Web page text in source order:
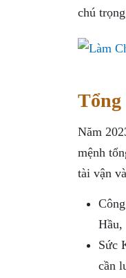
chú
Tổng
Năm
mệnh
tài vận
Hầu,
Sức
cần